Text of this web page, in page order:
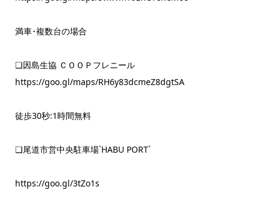
満車･複数台の場合
❏因島生協 ＣＯＯＰフレニール
https://goo.gl/maps/RH6y83dcmeZ8dgtSA
徒歩30秒:1時間無料
❏尾道市営中央駐車場`HABU PORT`
https://goo.gl/3tZo1s